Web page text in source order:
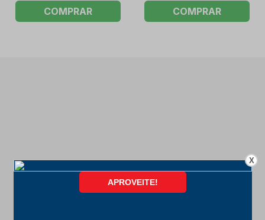
COMPRAR COMPRAR
FORMAS DE PAGAMENTO
X